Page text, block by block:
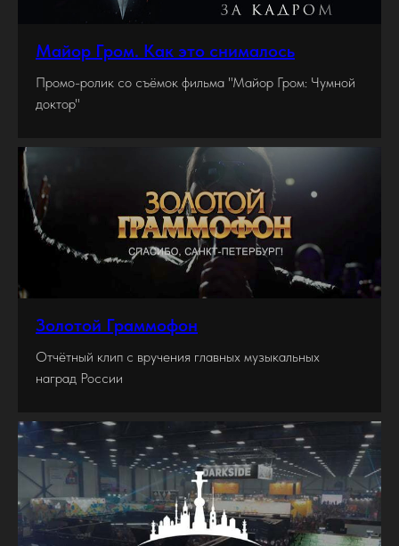
Майор Гром. Как это снималось
Промо-ролик со съёмок фильма "Майор Гром: Чумной
доктор"
Золотой Граммофон
Отчётный клип с вручения главных музыкальных
наград России